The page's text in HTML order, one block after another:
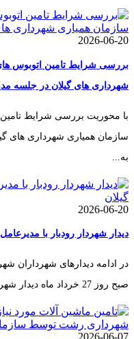
2026-06-20
بررسی شرایط تامین اتوبوس
شهرداری های گیلان در جلسه
با محوریت بررسی شرایط
سازمان همیاری شهرداری های
به...
2026-06-20
دیدار شهردار رودبار با
در ادامه دیدارهای شهرداران
صبح روز 27 خرداد ماه دیدار شهردار رودبار با مدیرعامل سازمان همیاری...